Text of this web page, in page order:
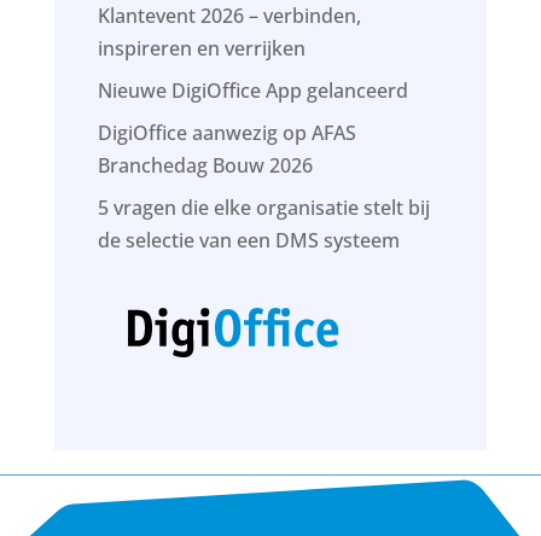
Klantevent 2026 – verbinden,
inspireren en verrijken
Nieuwe DigiOffice App gelanceerd
DigiOffice aanwezig op AFAS
Branchedag Bouw 2026
5 vragen die elke organisatie stelt bij
de selectie van een DMS systeem